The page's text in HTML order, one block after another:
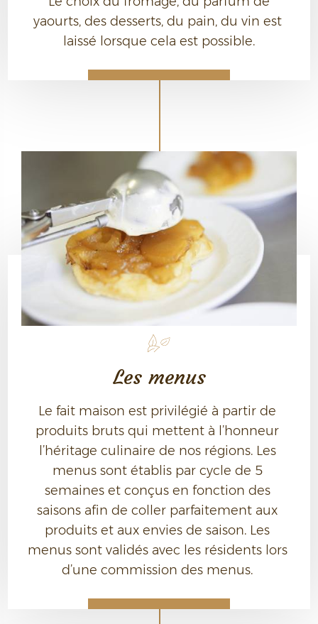
yaourts, des desserts, du pain, du vin est
laissé lorsque cela est possible.
Les menus
Le fait maison est privilégié à partir de
produits bruts qui mettent à l’honneur
l’héritage culinaire de nos régions. Les
menus sont établis par cycle de 5
semaines et conçus en fonction des
saisons afin de coller parfaitement aux
produits et aux envies de saison. Les
menus sont validés avec les résidents lors
d’une commission des menus.